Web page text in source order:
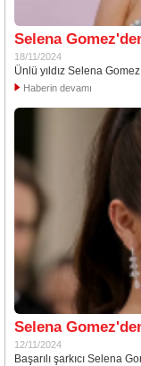
Selena
18/11/2024
Ünlü yıldız Selena
Haberin devamı
Selena
12/11/2024
Başarılı şarkıcı Selena